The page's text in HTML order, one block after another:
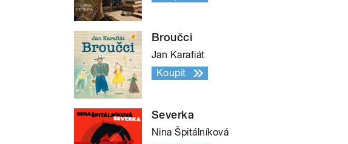
Broučci
Jan Karafiát
Koupit
Severka
Nina Špitálníková